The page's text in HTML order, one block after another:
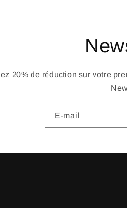
20% de réduction sur votre
E-mail